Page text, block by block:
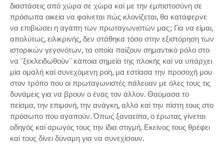
διαστάσεις από χώρα σε χώρα καί με την εμπιστοσύνη σε
πρόσωπα οικεία να φαίνεται πώς κλονίζεται, θα κατάφερνε
να επιβιώσει η αγάπη των πρωταγωνιστών μας; Για να είμαι,
απολύτως, ειλικρινής, δεν στάθηκα τόσο στην εξιστόρηση των
ιστορικών γεγονότων, τα οποία παίζουν σημαντικό ρόλο στο
να ''ξεκλειδωθούν'' κάποια σημεία της πλοκής καί να υπάρχει
μία ομαλή καί συνεχόμενη ροή, μα εστίασα την προσοχή μου
στον τρόπο που οι πρωταγωνιστές πάλευαν με όλες τους τις
δυνάμεις για να βρουν ο ένας τον άλλον. Θαύμασα το
πείσμα, την επιμονή, την ανάγκη, αλλά καί την πίστη τους στο
πρόσωπο που αγαπούν. Όπως ξαναείπα, ο έρωτας γίνεται
οδηγός καί αρωγός τους την ίδια στιγμή. Εκείνος τους θρέφει
καί τους δίνει δύναμη για να συνεχίσουν.